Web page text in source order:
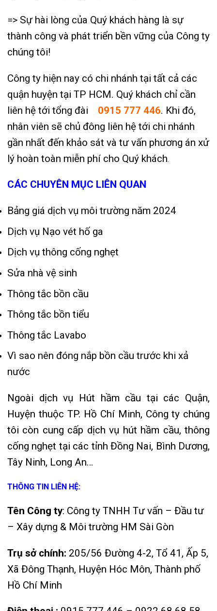
=> Sự hài lòng của Quý khách hàng là sự
thành công và phát triển bền vững của Công ty
chúng tôi!
Công ty hiện nay có chi nhánh tại tất cả các
quận huyện tại TP HCM. Quý khách chỉ cần
liên hệ tới tổng đài 0915 777 446. Khi đó,
nhân viên sẽ chủ đông liên hệ tới chi nhánh
gần nhất đến khảo sát và tư vấn phương án xử
lý hoàn toàn miễn phí cho Quý khách.
CÁC CHUYÊN MỤC LIÊN QUAN
Bảng giá dịch vụ môi trường năm 2024
Dịch vụ Nạo vét hố ga
Dịch vụ thông cống nghẹt
Sửa nhà vệ sinh
Thông tắc bồn cầu
Thông tắc bồn tiểu
Thông tắc Lavabo
Vì sao nên đóng nắp bồn cầu trước khi xả
nước
Ngoài dịch vụ Hút hầm cầu tại các Quận,
Huyện thuộc TP. Hồ Chí Minh, Công ty chúng
tôi còn cung cấp dịch vụ hút hầm cầu, thông
cống nghẹt tại các tỉnh Đồng Nai, Bình Dương,
Tây Ninh, Long An…
THÔNG TIN LIÊN HỆ:
Tên Công ty: Công ty TNHH Tư vấn – Đầu tư
– Xây dựng & Môi trường HM Sài Gòn
Trụ sở chính: 205/56 Đường 4-2, Tổ 41, Ấp 5,
Xã Đông Thạnh, Huyện Hóc Môn, Thành phố
Hồ Chí Minh